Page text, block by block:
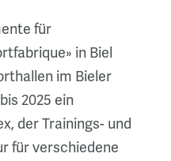
für
in Biel
im Bieler
2025 ein
der Trainings- und
für verschiedene